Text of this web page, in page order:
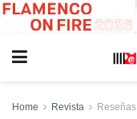
Home Revista Reseñas